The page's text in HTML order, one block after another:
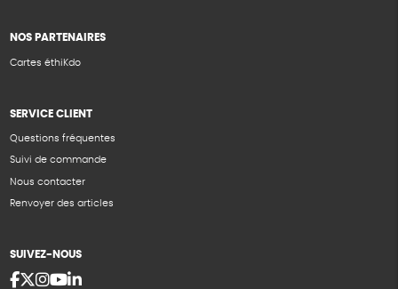
NOS PARTENAIRES
Cartes éthiKdo
SERVICE CLIENT
Questions fréquentes
Suivi de commande
Nous contacter
Renvoyer des articles
SUIVEZ-NOUS